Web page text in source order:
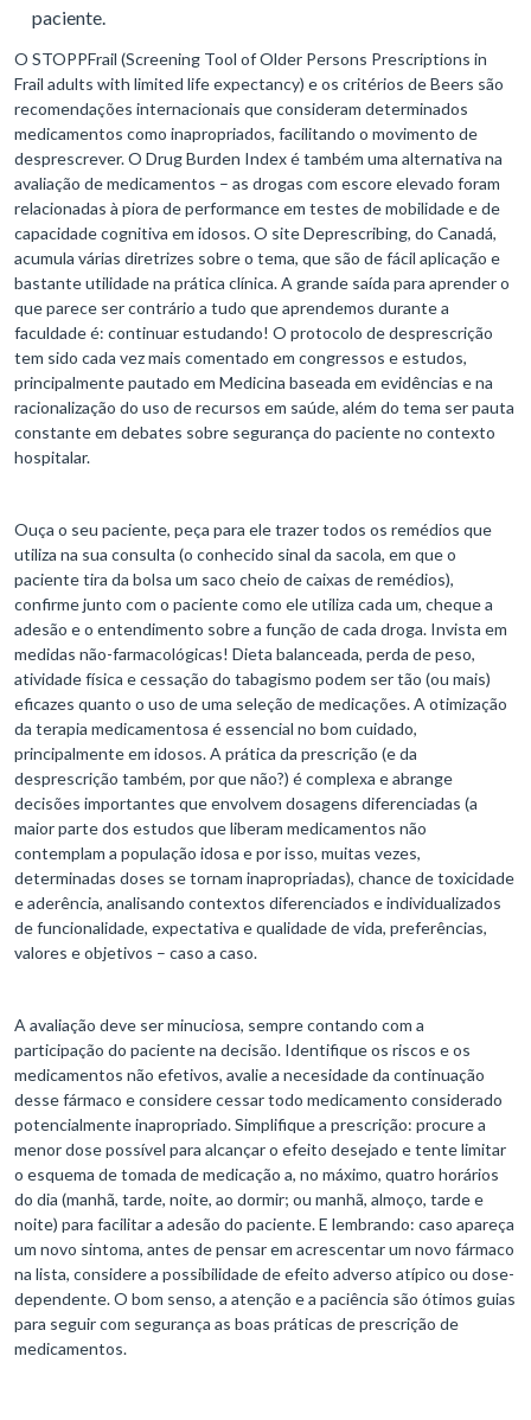
paciente.
O STOPPFrail (Screening Tool of Older Persons Prescriptions in
Frail adults with limited life expectancy) e os critérios de Beers são
recomendações internacionais que consideram determinados
medicamentos como inapropriados, facilitando o movimento de
desprescrever. O Drug Burden Index é também uma alternativa na
avaliação de medicamentos – as drogas com escore elevado foram
relacionadas à piora de performance em testes de mobilidade e de
capacidade cognitiva em idosos. O site Deprescribing, do Canadá,
acumula várias diretrizes sobre o tema, que são de fácil aplicação e
bastante utilidade na prática clínica. A grande saída para aprender o
que parece ser contrário a tudo que aprendemos durante a
faculdade é: continuar estudando! O protocolo de desprescrição
tem sido cada vez mais comentado em congressos e estudos,
principalmente pautado em Medicina baseada em evidências e na
racionalização do uso de recursos em saúde, além do tema ser pauta
constante em debates sobre segurança do paciente no contexto
hospitalar.
Ouça o seu paciente, peça para ele trazer todos os remédios que
utiliza na sua consulta (o conhecido sinal da sacola, em que o
paciente tira da bolsa um saco cheio de caixas de remédios),
confirme junto com o paciente como ele utiliza cada um, cheque a
adesão e o entendimento sobre a função de cada droga. Invista em
medidas não-farmacológicas! Dieta balanceada, perda de peso,
atividade física e cessação do tabagismo podem ser tão (ou mais)
eficazes quanto o uso de uma seleção de medicações. A otimização
da terapia medicamentosa é essencial no bom cuidado,
principalmente em idosos. A prática da prescrição (e da
desprescrição também, por que não?) é complexa e abrange
decisões importantes que envolvem dosagens diferenciadas (a
maior parte dos estudos que liberam medicamentos não
contemplam a população idosa e por isso, muitas vezes,
determinadas doses se tornam inapropriadas), chance de toxicidade
e aderência, analisando contextos diferenciados e individualizados
de funcionalidade, expectativa e qualidade de vida, preferências,
valores e objetivos – caso a caso.
A avaliação deve ser minuciosa, sempre contando com a
participação do paciente na decisão. Identifique os riscos e os
medicamentos não efetivos, avalie a necesidade da continuação
desse fármaco e considere cessar todo medicamento considerado
potencialmente inapropriado. Simplifique a prescrição: procure a
menor dose possível para alcançar o efeito desejado e tente limitar
o esquema de tomada de medicação a, no máximo, quatro horários
do dia (manhã, tarde, noite, ao dormir; ou manhã, almoço, tarde e
noite) para facilitar a adesão do paciente. E lembrando: caso apareça
um novo sintoma, antes de pensar em acrescentar um novo fármaco
na lista, considere a possibilidade de efeito adverso atípico ou dose-
dependente. O bom senso, a atenção e a paciência são ótimos guias
para seguir com segurança as boas práticas de prescrição de
medicamentos.